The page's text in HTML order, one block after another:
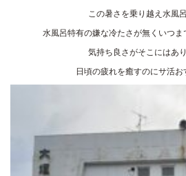
この暑さを乗り越え水風
水風呂特有の嫌な冷たさが無くいつ
気持ち良さがそこにはあ
日頃の疲れを癒すのにサ活